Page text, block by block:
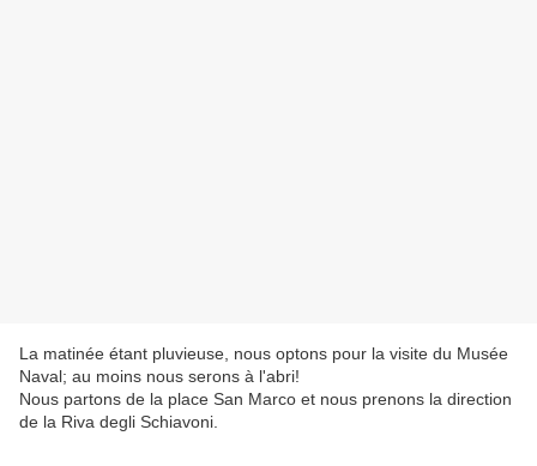
La matinée étant pluvieuse, nous optons pour la visite du Musée
Naval; au moins nous serons à l'abri!
Nous partons de la place San Marco et nous prenons la direction
de la Riva degli Schiavoni.